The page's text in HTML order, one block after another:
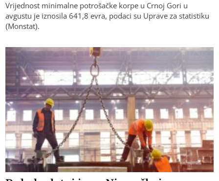
Vrijednost minimalne potrošačke korpe u Crnoj Gori u
avgustu je iznosila 641,8 evra, podaci su Uprave za statistiku
(Monstat).